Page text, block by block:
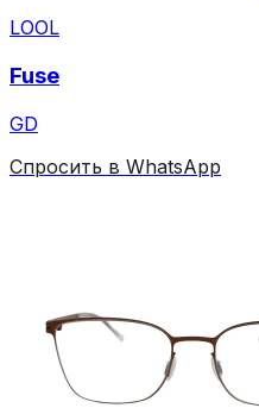
LOOL
Fuse
GD
Спросить в WhatsApp